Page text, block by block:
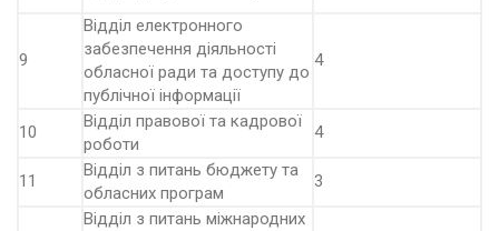
9
Відділ електронного
забезпечення діяльності
обласної ради та доступу до
публічної інформації
4
10
Відділ правової та кадрової
роботи
4
11
Відділ з питань бюджету та
обласних програм
3
Відділ з питань міжнародних